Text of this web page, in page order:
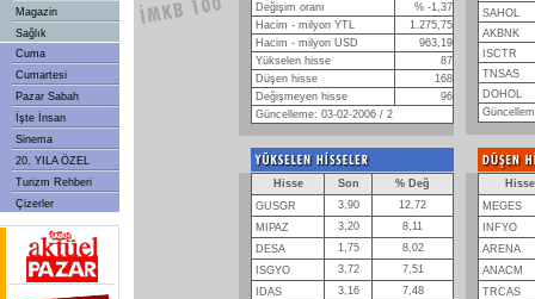
Magazin
Sağlık
Cuma
Cumartesi
Pazar Sabah
İşte İnsan
Sinema
20. YILA ÖZEL
Turizm Rehberi
Çizerler
Değişim oranı
% -1,37
Hacim - milyon YTL
1.275,75
Hacim - milyon USD
963,19
Yükselen hisse
87
Düşen hisse
168
Değişmeyen hisse
96
Güncelleme: 03-02-2006 / 2
SAHOL
AKBNK
ISCTR
TNSAS
DOHOL
Hisse Son
% Değ
GUSGR
3,90
12,72
MIPAZ
3,20
8,11
DESA
1,75
8,02
ISGYO
3,72
7,51
IDAS
3,16
7,48
Hisse
MEGES
INFYO
ARENA
ANACM
TRCAS